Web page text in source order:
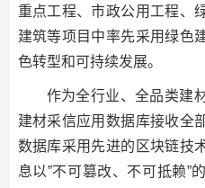
重点工程、市政公用工程、
建筑等项目中率先采用绿色
色转型和可持续发展。
作为全行业、全品类建
建材采信应用数据库接收全
数据库采用先进的区块链技
息以”不可篡改、不可抵赖”